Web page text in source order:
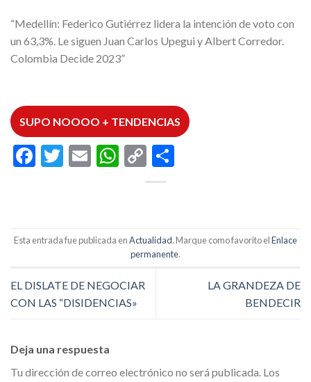
“Medellín: Federico Gutiérrez lidera la intención de voto con
un 63,3%. Le siguen Juan Carlos Upegui y Albert Corredor.
Colombia Decide 2023”
SUPO NOOOO + TENDENCIAS
Facebook
Twitter
EmailWhatsApp
Copy
Link
Esta entrada fue publicada enActualidad. Marque como favorito elEnlace
permanente.
EL DISLATE DE NEGOCIAR
CON LAS “DISIDENCIAS»
LA GRANDEZA DE
BENDECIR
Deja una respuesta
Tu dirección de correo electrónico no será publicada. Los